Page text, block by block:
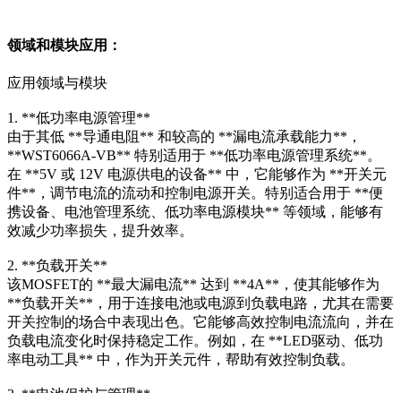
领域和模块应用：
应用领域与模块
1. **低功率电源管理**
由于其低 **导通电阻** 和较高的 **漏电流承载能力**，
**WST6066A-VB** 特别适用于 **低功率电源管理系统**。
在 **5V 或 12V 电源供电的设备** 中，它能够作为 **开关元
件**，调节电流的流动和控制电源开关。特别适合用于 **便
携设备、电池管理系统、低功率电源模块** 等领域，能够有
效减少功率损失，提升效率。
2. **负载开关**
该MOSFET的 **最大漏电流** 达到 **4A**，使其能够作为
**负载开关**，用于连接电池或电源到负载电路，尤其在需要
开关控制的场合中表现出色。它能够高效控制电流流向，并在
负载电流变化时保持稳定工作。例如，在 **LED驱动、低功
率电动工具** 中，作为开关元件，帮助有效控制负载。